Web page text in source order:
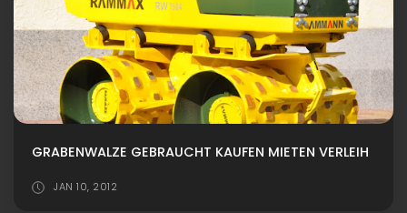
GRABENWALZE GEBRAUCHT KAUFEN MIETEN VERLEIH
JAN 10, 2012